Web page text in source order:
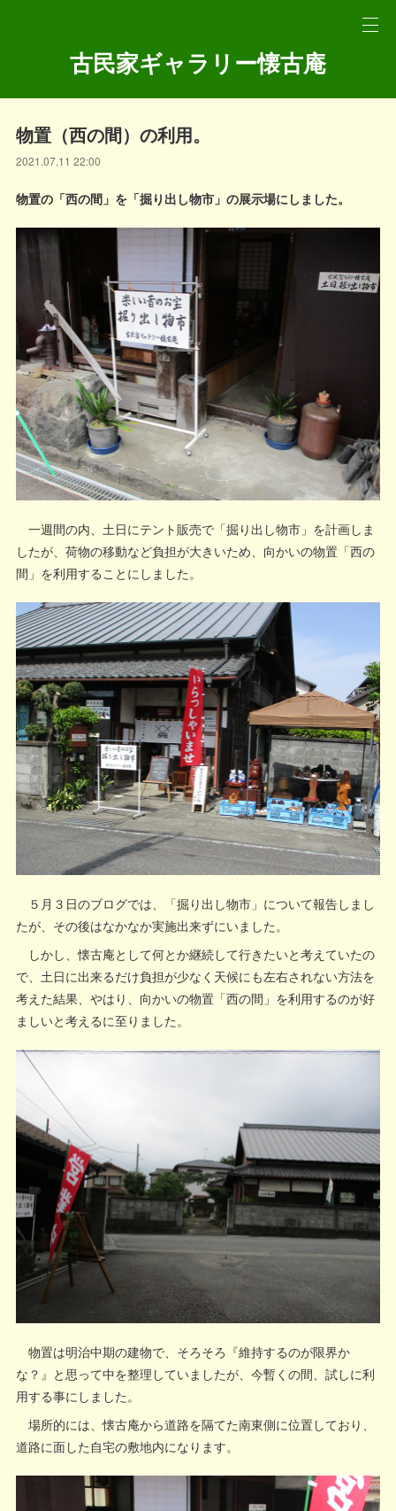
古民家ギャラリー懐古庵
物置（西の間）の利用。
2021.07.11 22:00
物置の「西の間」を「掘り出し物市」の展示場にしました。
一週間の内、土日にテント販売で「掘り出し物市」を計画しま
したが、荷物の移動など負担が大きいため、向かいの物置「西の
間」を利用することにしました。
５月３日のブログでは、「掘り出し物市」について報告しまし
たが、その後はなかなか実施出来ずにいました。
しかし、懐古庵として何とか継続して行きたいと考えていたの
で、土日に出来るだけ負担が少なく天候にも左右されない方法を
考えた結果、やはり、向かいの物置「西の間」を利用するのが好
ましいと考えるに至りました。
物置は明治中期の建物で、そろそろ『維持するのが限界か
な？』と思って中を整理していましたが、今暫くの間、試しに利
用する事にしました。
場所的には、懐古庵から道路を隔てた南東側に位置しており、
道路に面した自宅の敷地内になります。